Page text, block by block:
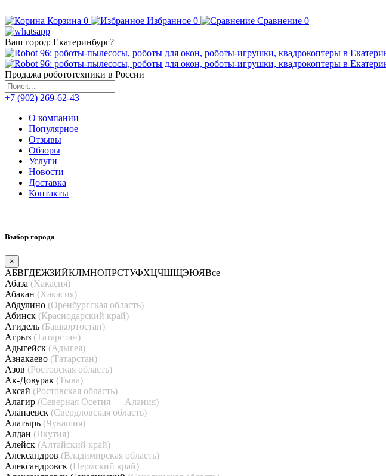
Корзина 0 Избранное 0 Сравнение 0
Ваш город: Екатеринбург?
Продажа робототехники в России
+7 (902) 269-62-43
О компании
Популярное
Отзывы
Обзоры
Услуги
Новости
Доставка
Контакты
Выбор города
×
АБВГДЕЖЗИЙКЛМНОПРСТУФХЦЧШЩЭЮЯВсе
Абаза (Хакасия)
Абакан (Хакасия)
Абдулино (Оренбургская область)
Абинск (Краснодарский край)
Агидель (Башкортостан)
Агрыз (Татарстан)
Адыгейск (Адыгея)
Азнакаево (Татарстан)
Азов (Ростовская область)
Ак-Довурак (Тыва)
Аксай (Ростовская область)
Алагир (Северная Осетия — Алания)
Алапаевск (Свердловская область)
Алатырь (Чувашия)
Алдан (Якутия)
Алейск (Алтайский край)
Александров (Владимирская область)
Александровск (Пермский край)